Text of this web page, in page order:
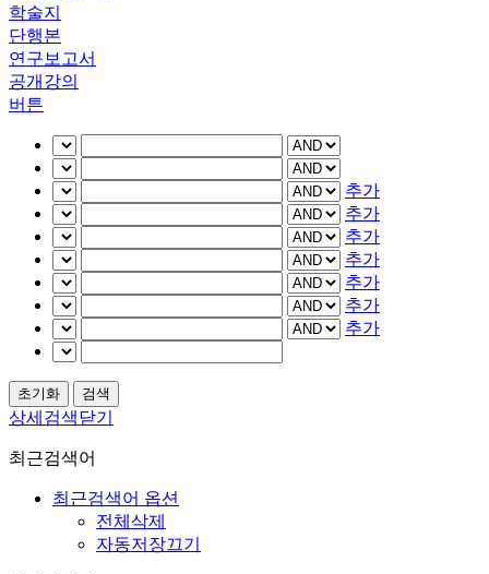
학술지
단행본
연구보고서
공개강의
버튼
추가
추가
추가
추가
추가
추가
추가
상세검색닫기
최근검색어
최근검색어 옵션
전체삭제
자동저장끄기